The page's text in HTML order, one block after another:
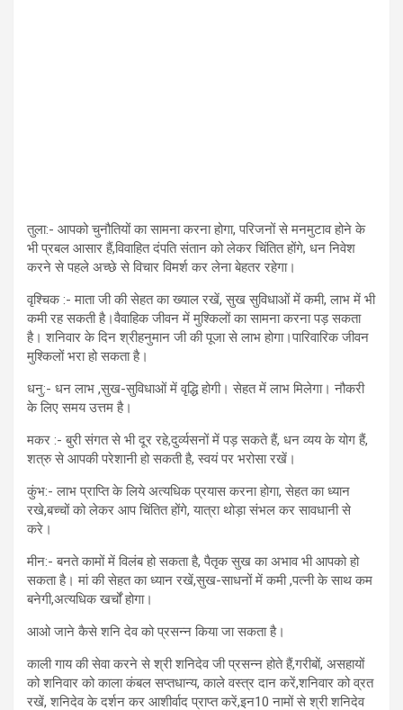
तुला:- आपको चुनौतियों का सामना करना होगा, परिजनों से मनमुटाव होने के
भी प्रबल आसार हैं,विवाहित दंपति संतान को लेकर चिंतित होंगे, धन निवेश
करने से पहले अच्छे से विचार विमर्श कर लेना बेहतर रहेगा।
वृश्चिक :- माता जी की सेहत का ख्याल रखें, सुख सुविधाओं में कमी, लाभ में भी
कमी रह सकती है।वैवाहिक जीवन में मुश्किलों का सामना करना पड़ सकता
है। शनिवार के दिन श्रीहनुमान जी की पूजा से लाभ होगा।पारिवारिक जीवन
मुश्किलों भरा हो सकता है।
धनु:- धन लाभ ,सुख-सुविधाओं में वृद्धि होगी। सेहत में लाभ मिलेगा। नौकरी
के लिए समय उत्तम है।
मकर :- बुरी संगत से भी दूर रहे,दुर्व्यसनों में पड़ सकते हैं, धन व्यय के योग हैं,
शत्रु से आपकी परेशानी हो सकती है, स्वयं पर भरोसा रखें।
कुंभ:- लाभ प्राप्ति के लिये अत्यधिक प्रयास करना होगा, सेहत का ध्यान
रखे,बच्चों को लेकर आप चिंतित होंगे, यात्रा थोड़ा संभल कर सावधानी से
करे।
मीन:- बनते कामों में विलंब हो सकता है, पैतृक सुख का अभाव भी आपको हो
सकता है। मां की सेहत का ध्यान रखें,सुख-साधनों में कमी ,पत्नी के साथ कम
बनेगी,अत्यधिक खर्चों होगा।
आओ जाने कैसे शनि देव को प्रसन्न किया जा सकता है।
काली गाय की सेवा करने से श्री शनिदेव जी प्रसन्न होते हैं,गरीबों, असहायों
को शनिवार को काला कंबल सप्तधान्य, काले वस्त्र दान करें,शनिवार को व्रत
रखें, शनिदेव के दर्शन कर आशीर्वाद प्राप्त करें,इन10 नामों से श्री शनिदेव